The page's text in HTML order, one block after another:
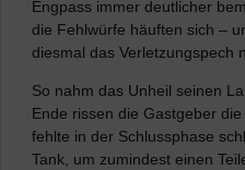
Engpass immer deutlicher
die Fehlwürfe häuften sich –
diesmal das Verletzungspech
So nahm das Unheil seinen
Ende rissen die Gastgeber
fehlte in der Schlussphase
Tank, um zumindest einen